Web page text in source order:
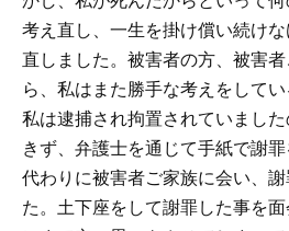
考え直し、一生を掛け償い続け
直しました。被害者の方、被害
ら、私はまた勝手な考えをしてい
私は逮捕され拘置されていまし
きず、弁護士を通じて手紙で謝
代わりに被害者ご家族に会い、
た。土下座をして謝罪した事を